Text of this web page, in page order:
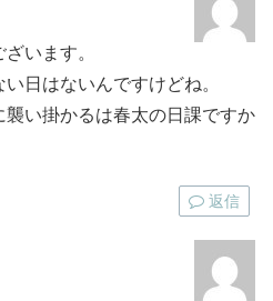
います。
日はないんですけどね。
い掛かるは春太の日課ですか
返信